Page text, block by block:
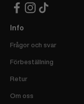
Info
Frågor och svar
Förbeställning
Retur
Om oss